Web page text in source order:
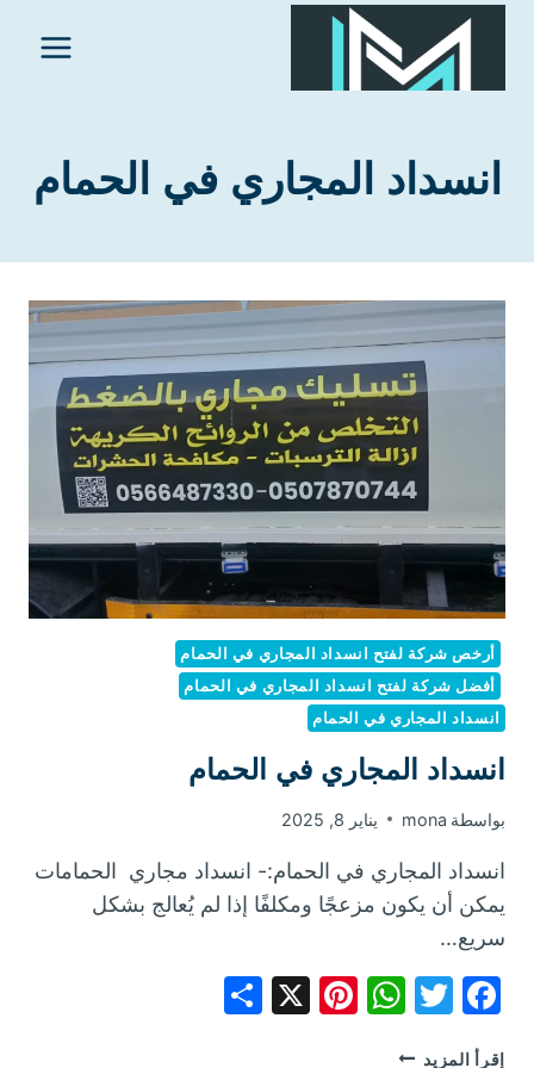
انسداد المجاري في الحمام
أرخص شركة لفتح انسداد المجاري في الحمام
أفضل شركة لفتح انسداد المجاري في الحمام
انسداد المجاري في الحمام
انسداد المجاري في الحمام
بواسطة mona يناير 8, 2025
انسداد المجاري في الحمام:- انسداد مجاري الحمامات
يمكن أن يكون مزعجًا ومكلفًا إذا لم يُعالج بشكل
سريع…
Facebook
Twitter
WhatsApp
Pinterest
X
إقرأ المزيد انسداد